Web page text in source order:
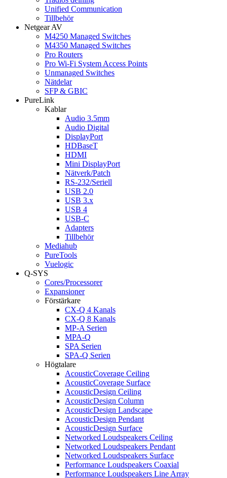
Unified Communication
Tillbehör
Netgear AV
M4250 Managed Switches
M4350 Managed Switches
Pro Routers
Pro Wi-Fi System Access Points
Unmanaged Switches
Nätdelar
SFP & GBIC
PureLink
Kablar
Audio 3.5mm
Audio Digital
DisplayPort
HDBaseT
HDMI
Mini DisplayPort
Nätverk/Patch
RS-232/Seriell
USB 2.0
USB 3.x
USB 4
USB-C
Adapters
Tillbehör
Mediahub
PureTools
Vuelogic
Q-SYS
Cores/Processorer
Expansioner
Förstärkare
CX-Q 4 Kanals
CX-Q 8 Kanals
MP-A Serien
MPA-Q
SPA Serien
SPA-Q Serien
Högtalare
AcousticCoverage Ceiling
AcousticCoverage Surface
AcousticDesign Ceiling
AcousticDesign Column
AcousticDesign Landscape
AcousticDesign Pendant
AcousticDesign Surface
Networked Loudspeakers Ceiling
Networked Loudspeakers Pendant
Networked Loudspeakers Surface
Performance Loudspeakers Coaxial
Performance Loudspeakers Line Array